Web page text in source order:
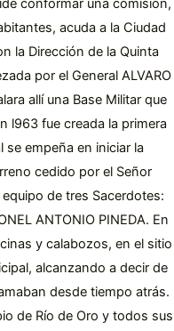
conformar una comisión,
acuda a la Ciudad
la Dirección de la Quinta
por el General ALVARO
allí una Base Militar que
l963 fue creada la primera
empeña en iniciar la
cedido por el Señor
equipo de tres Sacerdotes:
ANTONIO PINEDA. En
y calabozos, en el sitio
alcanzando a decir de
desde tiempo atrás.
de Río de Oro y todos sus